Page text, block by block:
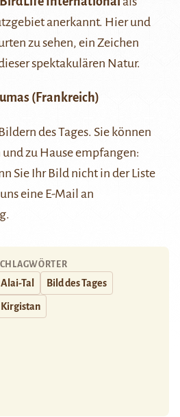
anerkannt. Hier und
zu sehen, ein Zeichen
spektakulären Natur.
(Frankreich)
des Tages. Sie können
zu Hause empfangen:
Sie Ihr Bild nicht in der Liste
eine E-Mail an
.
Alai-Tal Bild des Tages
Kirgistan